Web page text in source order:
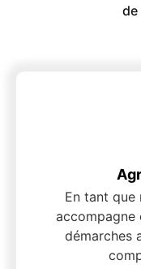
de
En tant que
accompagne
démarches